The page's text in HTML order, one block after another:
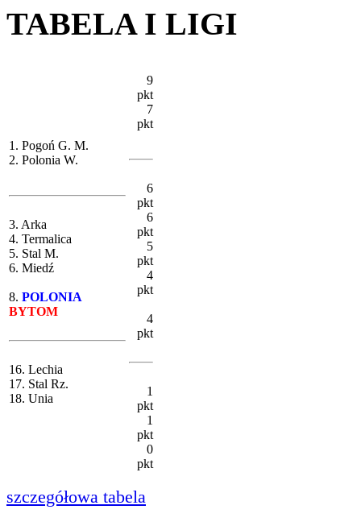
TABELA I LIGI
1. Pogoń G. M.
2. Polonia W.
3. Arka
4. Termalica
5. Stal M.
6. Miedź
8. POLONIA
BYTOM
16. Lechia
17. Stal Rz.
18. Unia
9
pkt
7
pkt
6
pkt
6
pkt
5
pkt
4
pkt
4
pkt
1
pkt
1
pkt
0
pkt
szczegółowa tabela